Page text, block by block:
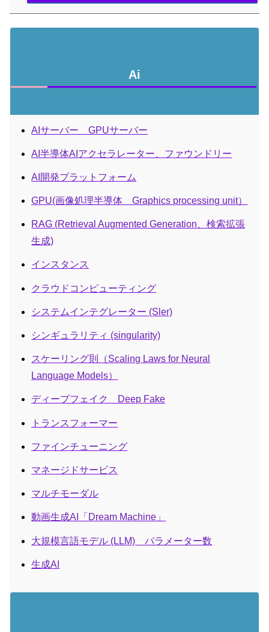
Ai
AIサーバー GPUサーバー
AI半導体AIアクセラレーター、ファウンドリー
AI開発プラットフォーム
GPU(画像処理半導体 Graphics processing unit）
RAG (Retrieval Augmented Generation、検索拡張
生成)
インスタンス
クラウドコンピューティング
システムインテグレーター (Sler)
シンギュラリティ (singularity)
スケーリング則（Scaling Laws for Neural
Language Models）
ディープフェイク Deep Fake
トランスフォーマー
ファインチューニング
マネージドサービス
マルチモーダル
動画生成AI「Dream Machine」
大規模言語モデル (LLM) パラメーター数
生成AI